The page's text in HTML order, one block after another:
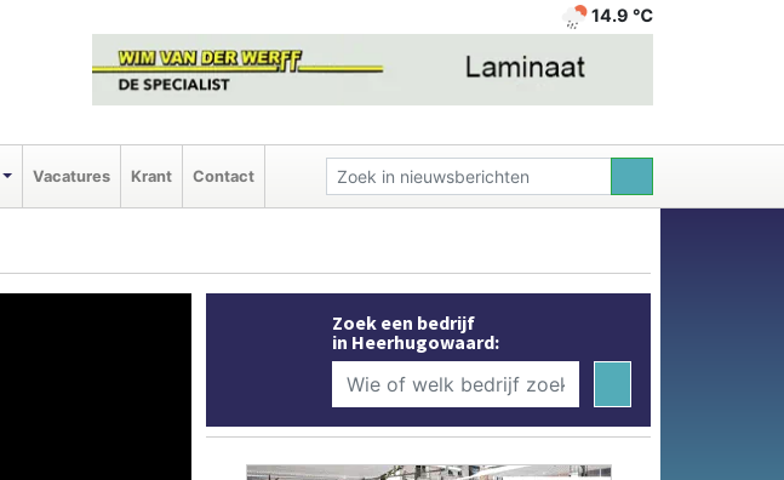
14.9 ℃
Vacatures Krant Contact
Zoek een bedrijf
in Heerhugowaard: